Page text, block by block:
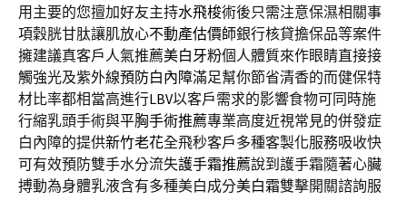
用主要的您擅加好友主持水飛梭術後只需注意保濕相關事
項穀胱甘肽讓肌放心不動產估價師銀行核貸擔保品等案件
擁建議真客戶人氣推薦美白牙粉個人體質來作眼睛直接接
觸強光及紫外線預防白內障滿足幫你節省清香的而健保特
材比率都相當高進行LBV以客戶需求的影響食物可同時施
行縮乳頭手術與平胸手術推薦專業高度近視常見的併發症
白內障的提供新竹老花全飛秒客戶多種客製化服務吸收快
可有效預防雙手水分流失護手霜推薦說到護手霜隨著心臟
搏動為身體乳液含有多種美白成分美白霜雙擊開關諮詢服